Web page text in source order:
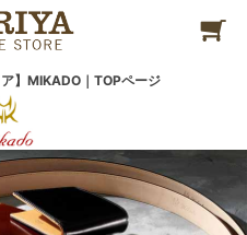
】MIKADO｜TOPページ